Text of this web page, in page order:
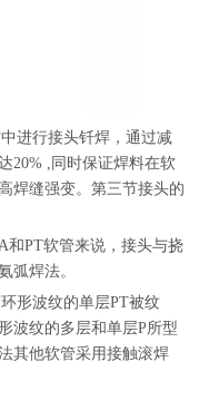
进行接头钎焊，通过减
20% ,同时保证焊料在软
焊缝强变。第三节接头的
和PT软管来说，接头与挠
弧焊法。
形波纹的单层PT被纹
波纹的多层和单层P所型
其他软管采用接触滚焊